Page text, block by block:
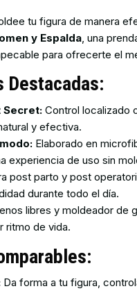
tu figura de manera
y Espalda , una
para ofrecerte el
Secret: Control localizado
y efectiva.
Elaborado en
experiencia de uso sin
post parto y post
durante todo el día.
libres y moldeador de
ritmo de vida.
Da forma a tu figura,